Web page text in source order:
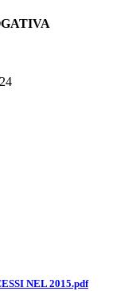
NEL 2015.pdf